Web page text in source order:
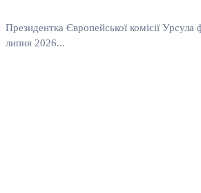
Президентка Європейської комісії
липня 2026...